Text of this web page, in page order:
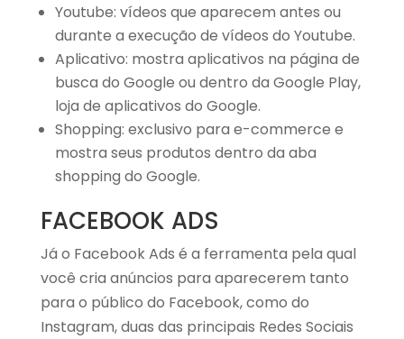
Youtube: vídeos que aparecem antes ou
durante a execução de vídeos do Youtube.
Aplicativo: mostra aplicativos na página de
busca do Google ou dentro da Google Play,
loja de aplicativos do Google.
Shopping: exclusivo para e-commerce e
mostra seus produtos dentro da aba
shopping do Google.
FACEBOOK ADS
Já o Facebook Ads é a ferramenta pela qual
você cria anúncios para aparecerem tanto
para o público do Facebook, como do
Instagram, duas das principais Redes Sociais